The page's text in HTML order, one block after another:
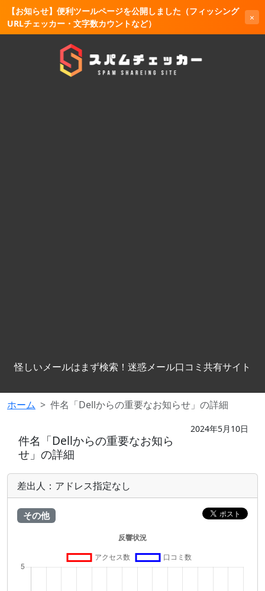
【お知らせ】便利ツールページを公開しました（フィッシング
URLチェッカー・文字数カウントなど）
×
怪しいメールはまず検索！迷惑メール口コミ共有サイト
ホーム 件名「Dellからの重要なお知らせ」の詳細
件名「Dellからの重要なお知ら
せ」の詳細
2024年5月10日
差出人：アドレス指定なし
その他